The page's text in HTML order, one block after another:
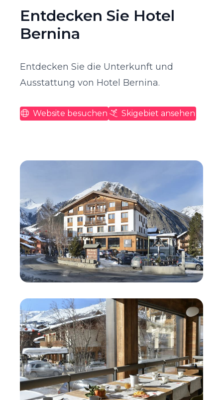
Entdecken Sie Hotel
Bernina
Entdecken Sie die Unterkunft und
Ausstattung von Hotel Bernina.
Website besuchen Skigebiet ansehen